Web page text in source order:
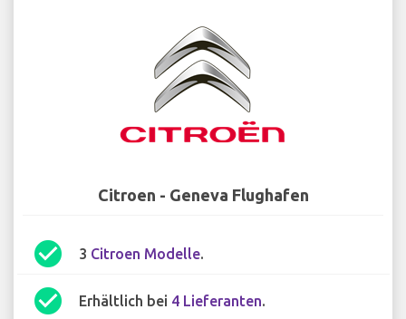
Citroen - Geneva Flughafen
check_circle 3 Citroen Modelle.
check_circle Erhältlich bei 4 Lieferanten.